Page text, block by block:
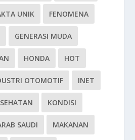
UNIK FENOMENA
GENERASI MUDA
HONDA HOT
OTOMOTIF INET
KONDISI
SAUDI MAKANAN